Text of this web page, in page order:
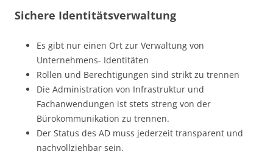
Sichere Identitätsverwaltung
Es gibt nur einen Ort zur Verwaltung von
Unternehmens- Identitäten
Rollen und Berechtigungen sind strikt zu trennen
Die Administration von Infrastruktur und
Fachanwendungen ist stets streng von der
Bürokommunikation zu trennen.
Der Status des AD muss jederzeit transparent und
nachvollziehbar sein.